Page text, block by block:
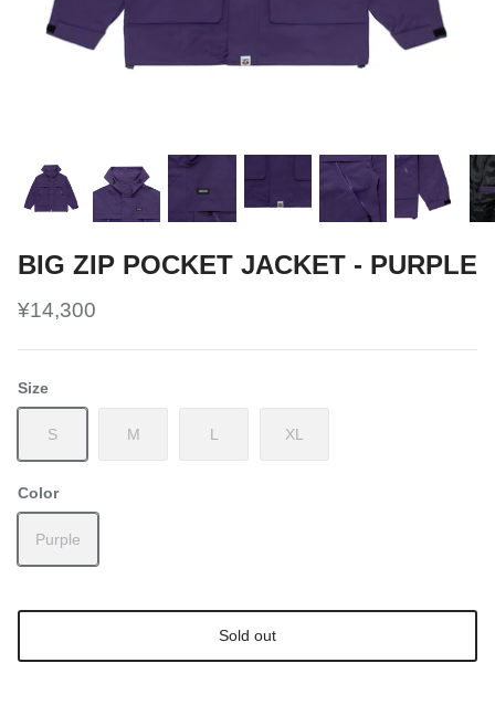
BIG ZIP POCKET JACKET - PURPLE
¥14,300
Size
S M L XL
Color
Purple
Sold out